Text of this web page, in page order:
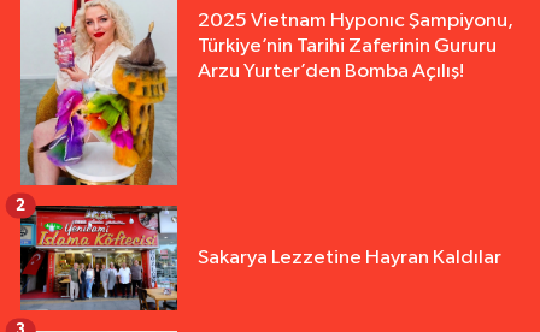
2025 Vietnam Hyponıc Şampiyonu,
Türkiye’nin Tarihi Zaferinin Gururu
Arzu Yurter’den Bomba Açılış!
Sakarya Lezzetine Hayran Kaldılar
2